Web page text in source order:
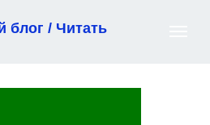
блог / Читать